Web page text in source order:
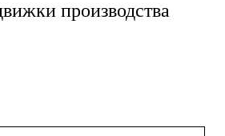
производства